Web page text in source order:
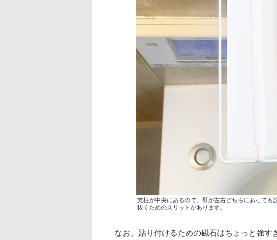
支柱が中央にあるので、壁が左右どちらにあっても
抜くためのスリットがあります。
なお、貼り付けるための磁石はちょっと強す